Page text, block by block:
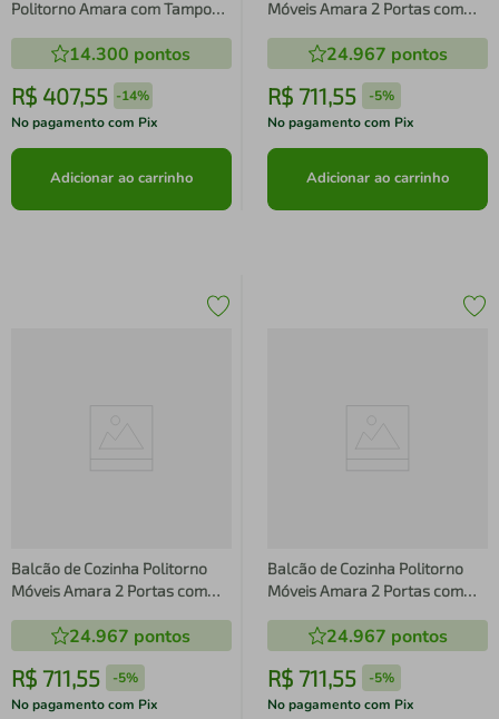
Politorno Amara com Tampo
14.300 pontos
R$ 407,55 -14%
No pagamento com Pix
Adicionar ao carrinho
Móveis Amara 2 Portas com
24.967 pontos
R$ 711,55 -5%
No pagamento com Pix
Adicionar ao carrinho
Balcão de Cozinha Politorno
Móveis Amara 2 Portas com
24.967 pontos
R$ 711,55 -5%
No pagamento com Pix
Balcão de Cozinha Politorno
Móveis Amara 2 Portas com
24.967 pontos
R$ 711,55 -5%
No pagamento com Pix